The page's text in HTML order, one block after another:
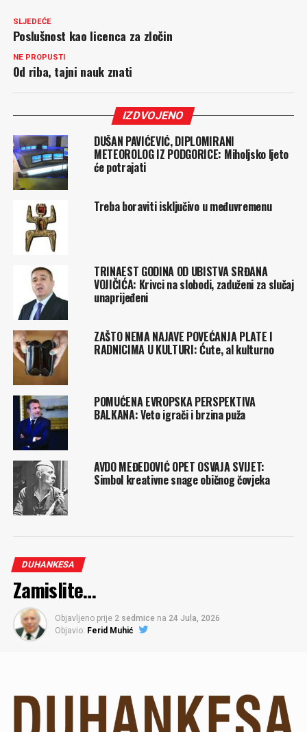
SLJEDEĆE
Poslušnost kao licenca za zločin
NE PROPUSTI
Od riba, tajni nauk znati
IZDVOJENO
DUŠAN PAVIĆEVIĆ, DIPLOMIRANI
METEOROLOG IZ PODGORICE: Miholjsko ljeto
će potrajati
Treba boraviti isključivo u međuvremenu
TRINAEST GODINA OD UBISTVA SRĐANA
VOJIČIĆA: Krivci na slobodi, zaduženi za slučaj
unaprijeđeni
ZAŠTO NEMA NAJAVE POVEĆANJA PLATE I
RADNICIMA U KULTURI: Ćute, al kulturno
POMUĆENA EVROPSKA PERSPEKTIVA
BALKANA: Veto igrači i brzina puža
AVDO MEĐEDOVIĆ OPET OSVAJA SVIJET:
Simbol kreativne snage običnog čovjeka
DUHANKESA
Zamislite…
Objavljeno prije 2 sedmice na 24 Jula, 2026
Objavio: Ferid Muhić